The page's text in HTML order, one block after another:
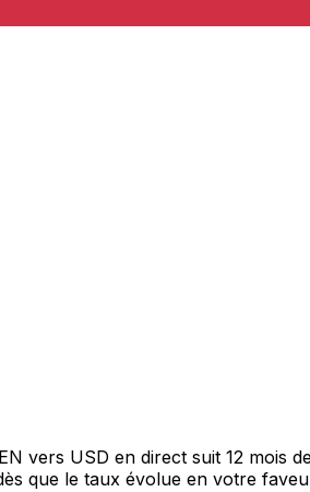
vers USD en direct suit 12 mois
que le taux évolue en votre